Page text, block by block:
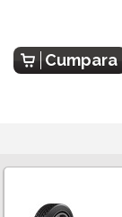
Cumpara